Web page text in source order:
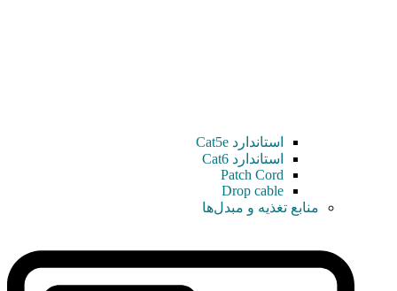
استاندارد Cat5e
استاندارد Cat6
Patch Cord
Drop cable
منابع تغذیه و مبدل‌ها